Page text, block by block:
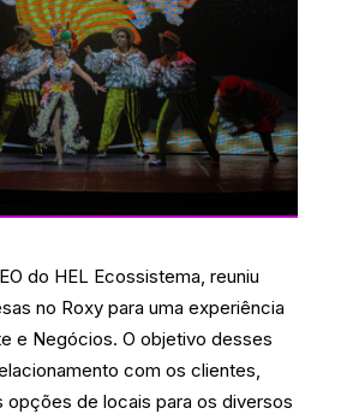
do HEL Ecossistema, reuniu
no Roxy para uma experiência
e Negócios. O objetivo desses
com os clientes,
opções de locais para os diversos